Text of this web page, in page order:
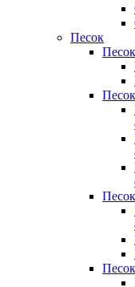
Песок